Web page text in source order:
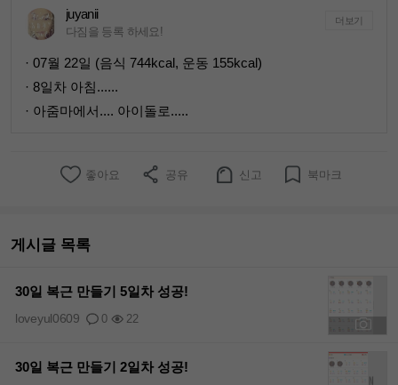
juyanii
다짐을 등록 하세요!
더보기
· 07월 22일 (음식 744kcal, 운동 155kcal)
· 8일차 아침......
· 아줌마에서.... 아이돌로.....
좋아요 공유 신고 북마크
게시글 목록
30일 복근 만들기 5일차 성공!
0 22
loveyul0609
30일 복근 만들기 2일차 성공!